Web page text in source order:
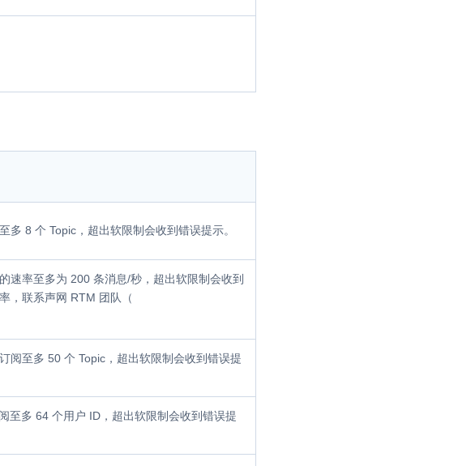
多 8 个 Topic，超出软限制会收到错误提示。
速率至多为 200 条消息/秒，超出软限制会收到
，联系声网 RTM 团队（
阅至多 50 个 Topic，超出软限制会收到错误提
至多 64 个用户 ID，超出软限制会收到错误提